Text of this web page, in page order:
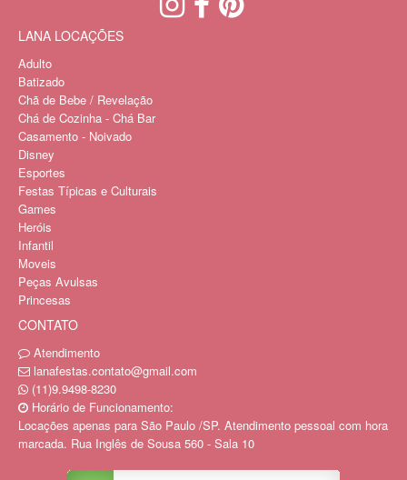
LANA LOCAÇÕES
Adulto
Batizado
Chã de Bebe / Revelação
Chá de Cozinha - Chá Bar
Casamento - Noivado
Disney
Esportes
Festas Típicas e Culturais
Games
Heróis
Infantil
Moveis
Peças Avulsas
Princesas
CONTATO
Atendimento
lanafestas.contato@gmail.com
(11)9.9498-8230
Horário de Funcionamento:
Locações apenas para São Paulo /SP. Atendimento pessoal com hora
marcada. Rua Inglês de Sousa 560 - Sala 10